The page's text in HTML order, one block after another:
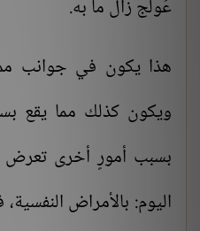
عُولج زال ما به.
هذا يكون في جوانب
ويكون كذلك مما يقع
بسبب أمورٍ أخرى تعرض
اليوم: بالأمراض